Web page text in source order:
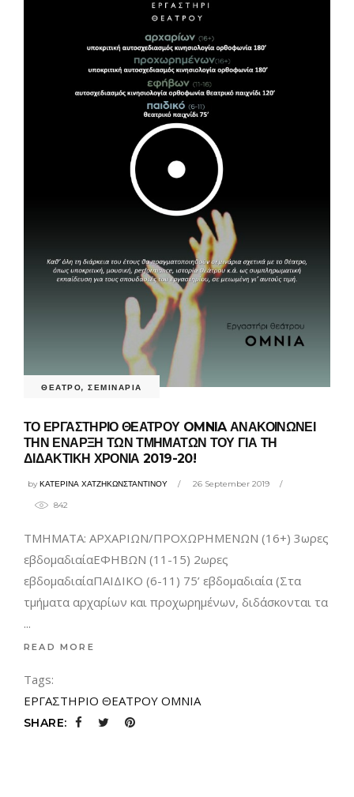
ΘΕΑΤΡΟ, ΣΕΜΙΝΑΡΙΑ
ΤΟ ΕΡΓΑΣΤΗΡΙΟ ΘΕΑΤΡΟΥ OMNIA ΑΝΑΚΟΙΝΩΝΕΙ
ΤΗΝ ΕΝΑΡΞΗ ΤΩΝ ΤΜΗΜΑΤΩΝ ΤΟΥ ΓΙΑ ΤΗ
ΔΙΔΑΚΤΙΚΗ ΧΡΟΝΙΑ 2019-20!
byΚΑΤΕΡΙΝΑ ΧΑΤΖΗΚΩΝΣΤΑΝΤΙΝΟΥ 26 September 2019
842
ΤΜΗΜΑΤΑ: ΑΡΧΑΡΙΩΝ/ΠΡΟΧΩΡΗΜΕΝΩΝ (16+) 3ωρες
εβδομαδιαίαΕΦΗΒΩΝ (11-15) 2ωρες
εβδομαδιαίαΠΑΙΔΙΚΟ (6-11) 75’ εβδομαδιαία (Στα
τμήματα αρχαρίων και προχωρημένων, διδάσκονται τα
READ MORE
Tags:
ΕΡΓΑΣΤΗΡΙΟ ΘΕΑΤΡΟΥ ΟΜΝΙΑ
SHARE: